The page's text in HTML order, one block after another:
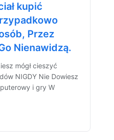
kupić
Przez
Nienawidzą.
mógł cieszyć
NIGDY Nie Dowiesz
i gry W